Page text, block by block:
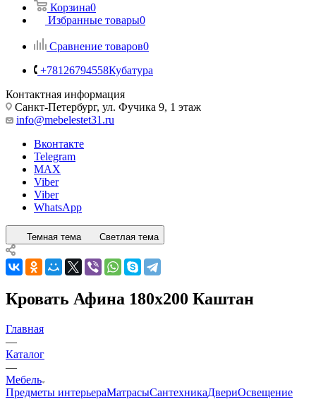
Корзина0
Избранные товары0
Сравнение товаров0
+78126794558Кубатура
Контактная информация
Санкт-Петербург, ул. Фучика 9, 1 этаж
info@mebelestet31.ru
Вконтакте
Telegram
MAX
Viber
Viber
WhatsApp
Темная тема Светлая тема
Кровать Афина 180x200 Каштан
Главная
—
Каталог
—
Мебель
Предметы интерьераМатрасыСантехникаДвериОсвещение